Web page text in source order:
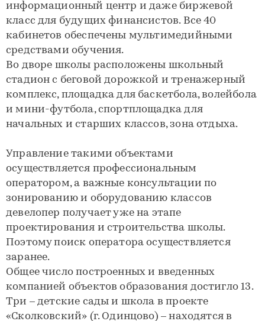
информационный центр и даже биржевой
класс для будущих финансистов. Все 40
кабинетов обеспечены мультимедийными
средствами обучения.
Во дворе школы расположены школьный
стадион с беговой дорожкой и тренажерный
комплекс, площадка для баскетбола, волейбола
и мини-футбола, спортплощадка для
начальных и старших классов, зона отдыха.
Управление такими объектами
осуществляется профессиональным
оператором, а важные консультации по
зонированию и оборудованию классов
девелопер получает уже на этапе
проектирования и строительства школы.
Поэтому поиск оператора осуществляется
заранее.
Общее число построенных и введенных
компанией объектов образования достигло 13.
Три – детские сады и школа в проекте
«Сколковский» (г. Одинцово) – находятся в